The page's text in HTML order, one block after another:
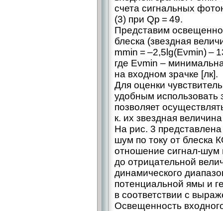
счета сигнальных
(3) при Qp = 49.
Представим
блеска (звездная
mmin = –2,5lg(Eνmin) –
где Eνmin –
на входном зрачке [лк].
Для оценки
удобным использовать
позволяет
к. их звездная
На рис. 3
шум по току от блеска
отношение сигнал-шум
до отрицательной
динамического
потенциальной ямы и
в соответствии с
Освещенность